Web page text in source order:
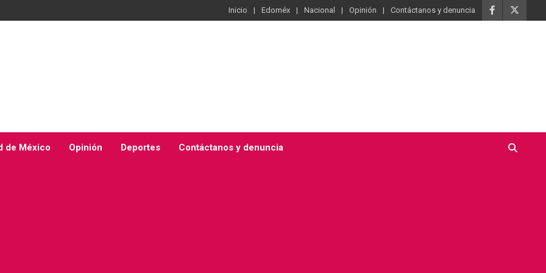
Inicio Edoméx Nacional Opinión Contáctanos y denuncia
de México Opinión Deportes Contáctanos y denuncia